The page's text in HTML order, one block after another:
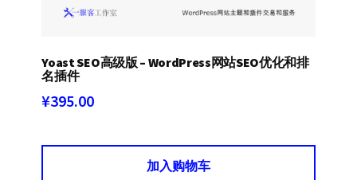
Yoast SEO高级版 – WordPress网站SEO优化和排
名插件
¥395.00
加入购物车